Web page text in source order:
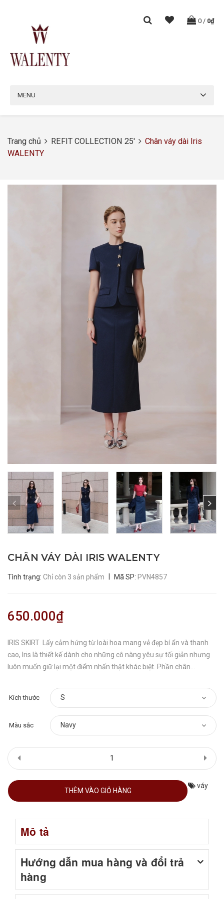
0 / 0₫
MENU
Trang chủ REFIT COLLECTION 25'
Chân váy dài Iris
WALENTY
CHÂN VÁY DÀI IRIS WALENTY
Tình trạng: Chỉ còn 3 sản phẩm Mã SP: PVN4857
650.000₫
IRIS SKIRT Lấy cảm hứng từ loài hoa mang vẻ đẹp bí ẩn và thanh
cao, Iris là thiết kế dành cho những cô nàng yêu sự tối giản nhưng
luôn muốn giữ lại một điểm nhấn thật khác biệt. Phần chân...
Kích thước
Màu sắc
THÊM VÀO GIỎ HÀNG
váy
Mô tả
Hướng dẫn mua hàng và đổi trả
hàng